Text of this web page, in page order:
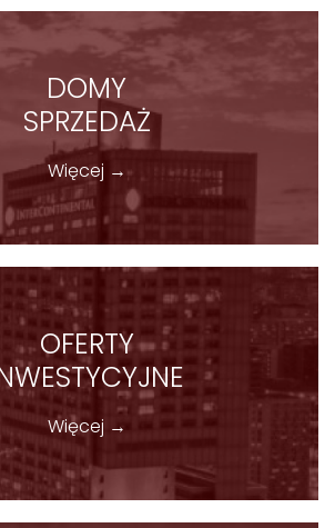
DOMY
SPRZEDAŻ
Więcej →
OFERTY
Więcej →